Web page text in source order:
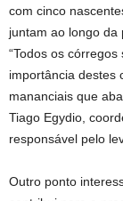
com cinco
juntam ao longo da
“Todos os
importância destes
mananciais que
Tiago Egydio,
responsável pelo
Outro ponto